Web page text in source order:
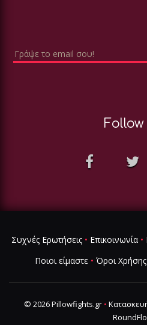
Follow
Συχνές Ερωτήσεις• Επικοινωνία•
Ποιοι είμαστε • Όροι Χρήσης
© 2026 Pillowfights.gr •